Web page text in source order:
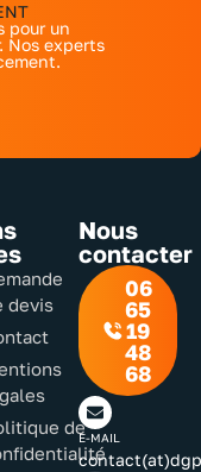
pour un
Nos experts
devis
de
Nous
contacter
06
65
19
48
68
E-MAIL